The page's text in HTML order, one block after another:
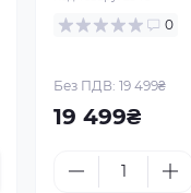
0
Без ПДВ: 19 499₴
19 499₴